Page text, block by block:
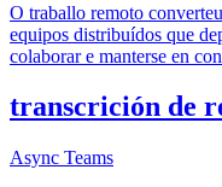
O traballo remoto
equipos distribuídos que
colaborar e manterse en
transcrición de
Async Teams